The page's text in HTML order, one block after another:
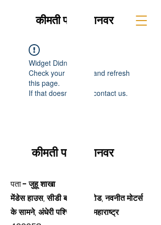
कीमती पालतू जानवर
Widget Didn’t Load
Check your internet and refresh
this page.
If that doesn’t work, contact us.
कीमती पालतू जानवर
पता -जुहू शाखा
मेंडेस हाउस, सीडी बर्फीवाला रोड, नवनीत मोटर्स
के सामने, अंधेरी पश्चिम, मुंबई, महाराष्ट्र